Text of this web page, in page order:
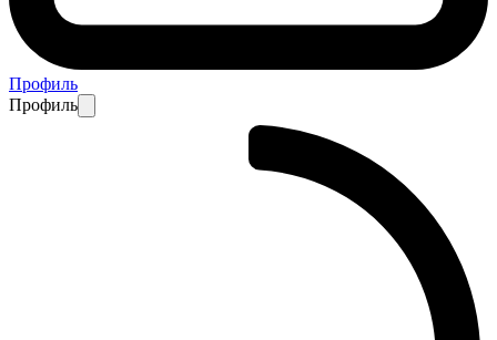
Профиль
Профиль